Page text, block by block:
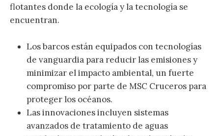
flotantes donde la ecología y la tecnología se
encuentran.
Los barcos están equipados con tecnologías
de vanguardia para reducir las emisiones y
minimizar el impacto ambiental, un fuerte
compromiso por parte de MSC Cruceros para
proteger los océanos.
Las innovaciones incluyen sistemas
avanzados de tratamiento de aguas